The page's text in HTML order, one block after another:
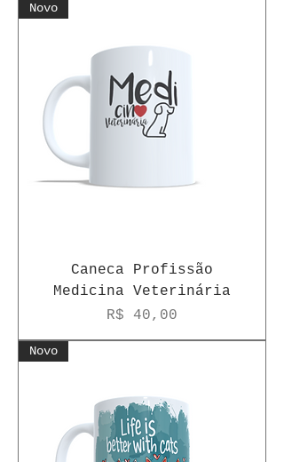
Novo
Caneca Profissão
Medicina Veterinária
Preço
R$ 40,00
Novo